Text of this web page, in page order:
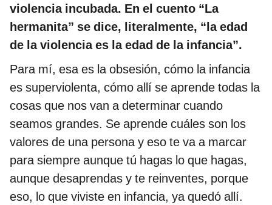
violencia incubada. En el cuento “La
hermanita” se dice, literalmente, “la edad
de la violencia es la edad de la infancia”.
Para mí, esa es la obsesión, cómo la infancia
es superviolenta, cómo allí se aprende todas la
cosas que nos van a determinar cuando
seamos grandes. Se aprende cuáles son los
valores de una persona y eso te va a marcar
para siempre aunque tú hagas lo que hagas,
aunque desaprendas y te reinventes, porque
eso, lo que viviste en infancia, ya quedó allí.